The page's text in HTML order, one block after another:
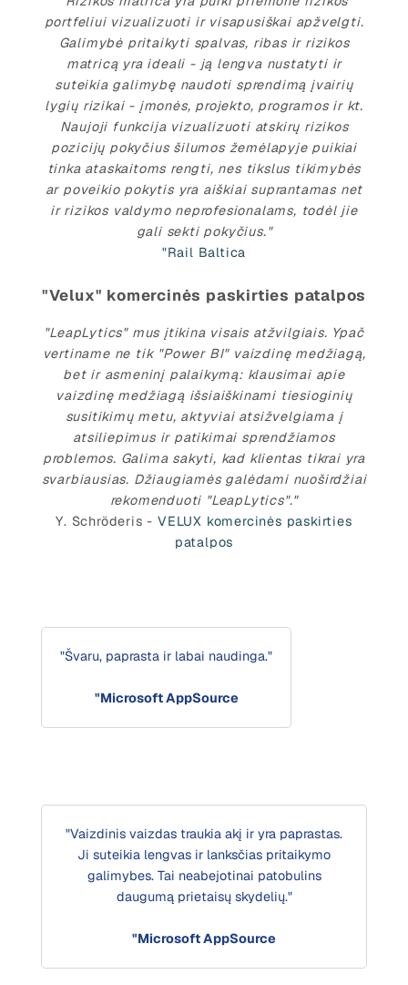
portfeliui vizualizuoti ir visapusiškai apžvelgti.
Galimybė pritaikyti spalvas, ribas ir rizikos
matricą yra ideali - ją lengva nustatyti ir
suteikia galimybę naudoti sprendimą įvairių
lygių rizikai - įmonės, projekto, programos ir kt.
Naujoji funkcija vizualizuoti atskirų rizikos
pozicijų pokyčius šilumos žemėlapyje puikiai
tinka ataskaitoms rengti, nes tikslus tikimybės
ar poveikio pokytis yra aiškiai suprantamas net
ir rizikos valdymo neprofesionalams, todėl jie
gali sekti pokyčius."
"Rail Baltica
"Velux" komercinės paskirties patalpos
"LeapLytics" mus įtikina visais atžvilgiais. Ypač
vertiname ne tik "Power BI" vaizdinę medžiagą,
bet ir asmeninį palaikymą: klausimai apie
vaizdinę medžiagą išsiaiškinami tiesioginių
susitikimų metu, aktyviai atsižvelgiama į
atsiliepimus ir patikimai sprendžiamos
problemos. Galima sakyti, kad klientas tikrai yra
svarbiausias. Džiaugiamės galėdami nuoširdžiai
rekomenduoti "LeapLytics"."
Y. Schröderis -VELUX komercinės paskirties
patalpos
"Švaru, paprasta ir labai naudinga."
"Microsoft AppSource
"Vaizdinis vaizdas traukia akį ir yra paprastas.
Ji suteikia lengvas ir lanksčias pritaikymo
galimybes. Tai neabejotinai patobulins
daugumą prietaisų skydelių."
"Microsoft AppSource